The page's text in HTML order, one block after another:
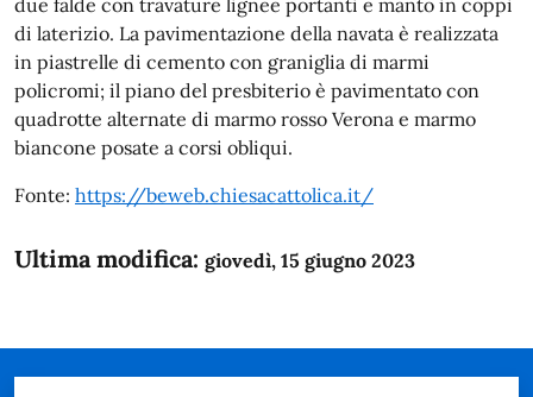
di laterizio. La pavimentazione della navata è realizzata
in piastrelle di cemento con graniglia di marmi
policromi; il piano del presbiterio è pavimentato con
quadrotte alternate di marmo rosso Verona e marmo
biancone posate a corsi obliqui.
Fonte: https://beweb.chiesacattolica.it/
Ultima modifica: giovedì, 15 giugno 2023